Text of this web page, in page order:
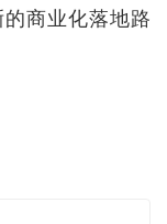
商业化落地路